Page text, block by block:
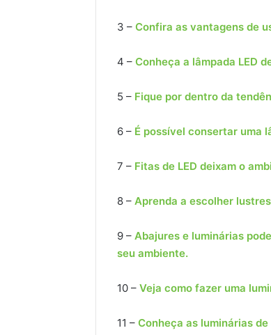
3 – Confira as vantagens de
4 – Conheça a lâmpada LED
5 – Fique por dentro da
6 – É possível consertar uma
7 – Fitas de LED deixam o
8 – Aprenda a escolher
9 – Abajures e luminárias
seu ambiente.
10 – Veja como fazer uma
11 – Conheça as luminárias